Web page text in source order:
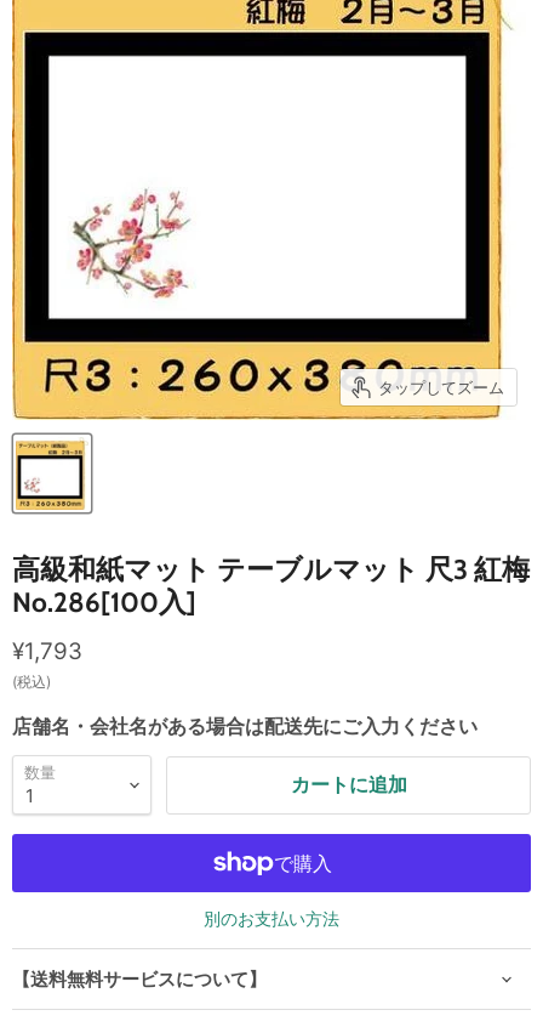
タップしてズーム
高級和紙マット テーブルマット 尺3 紅梅
No.286[100入]
現在の価格
¥1,793
(税込)
店舗名・会社名がある場合は配送先にご入力ください
数量
カートに追加
別のお支払い方法
【送料無料サービスについて】